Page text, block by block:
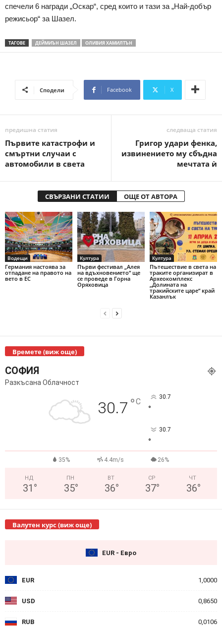
спечели 6 награди „Оскар“, сред които и тази за „Най-добър
режисьор“ за Шазел.
ТАГОВЕ ДЕЙМИЪН ШАЗЕЛ ОЛИВИЯ ХАМИЛТЪН
Сподели Facebook X
предишна статия
Първите катастрофи и
смъртни случаи с
автомобили в света
следваща статия
Григор удари фенка,
извинението му сбъдна
мечтата ѝ
СВЪРЗАНИ СТАТИИ ОЩЕ ОТ АВТОРА
Водещи
Германия настоява за
отпадане на правото на
вето в ЕС
Култура
Първи фестивал „Алея
на вдъхновението“ ще
се проведе в Горна
Оряховица
Култура
Пътешествие в света на
траките организират в
Археокомплекс
„Долината на
тракийските царе“ край
Казанлък
Времете (виж още)
СОФИЯ
Разкъсана Облачност
30.7 °C 30.7
°
30.7
°
35% 4.4m/s 26%
НД
31 °
ПН
35°
ВТ
36°
СР
37°
ЧТ
36°
Валутен курс (виж още)
EUR - Евро
EUR 1,0000
USD 0,8650
RUB 0,0106